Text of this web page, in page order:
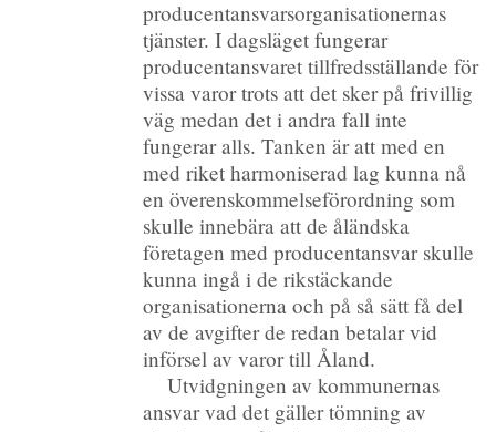
producentansvarsorganisationernas
tjänster. I dagsläget fungerar
producentansvaret tillfredsställande för
vissa varor trots att det sker på frivillig
väg medan det i andra fall inte
fungerar alls. Tanken är att med en
med riket harmoniserad lag kunna nå
en överenskommelseförordning som
skulle innebära att de åländska
företagen med producentansvar skulle
kunna ingå i de rikstäckande
organisationerna och på så sätt få del
av de avgifter de redan betalar vid
införsel av varor till Åland.
Utvidgningen av kommunernas
ansvar vad det gäller tömning av